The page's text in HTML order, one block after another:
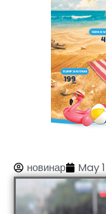
новинар May